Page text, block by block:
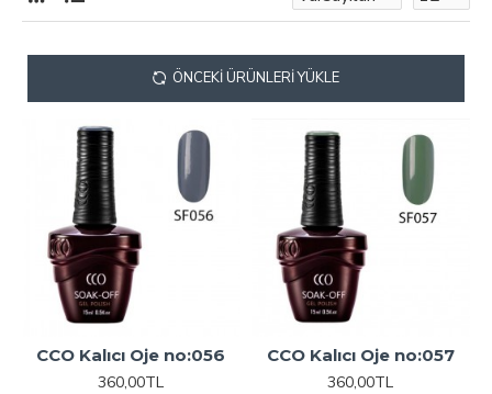
ÖNCEKI ÜRÜNLERI YÜKLE
CCO Kalıcı Oje no:056
360,00TL
CCO Kalıcı Oje no:057
360,00TL